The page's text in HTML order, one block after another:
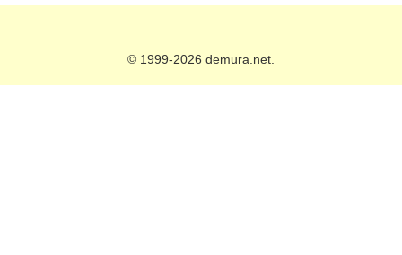
© 1999-2026 demura.net.